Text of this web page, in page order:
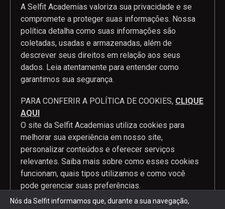
A Selfit Academias valoriza sua privacidade e se
compromete a proteger suas informações. Nossa
política detalha como suas informações são
coletadas, usadas e armazenadas, além de
descrever seus direitos em relação aos seus
dados. Leia atentamente para entender como
garantimos sua segurança.
PARA CONFERIR A POLÍTICA DE COOKIES, CLIQUE
AQUI
O site da Selfit Academias utiliza cookies para
melhorar sua experiência em nosso site,
personalizar conteúdos e oferecer serviços
relevantes. Saiba mais sobre como esses cookies
funcionam, quais tipos utilizamos e como você
pode gerenciar suas preferências.
Nós da Selfit informamos que, durante a sua navegação,